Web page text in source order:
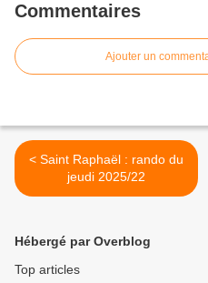
Commentaires
Ajouter un
< Saint Raphaël : rando du
jeudi 2025/22
Hébergé par Overblog
Top articles